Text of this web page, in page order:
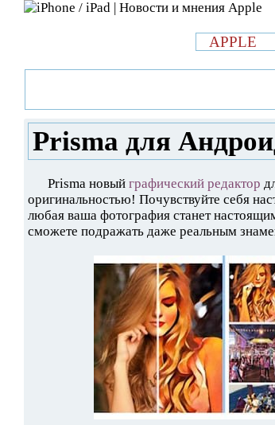
APPLE
Prisma для
Prisma новый графический редактор
оригинальностью! Почувствуйте себя
любая ваша фотография станет
сможете подражать даже реальным